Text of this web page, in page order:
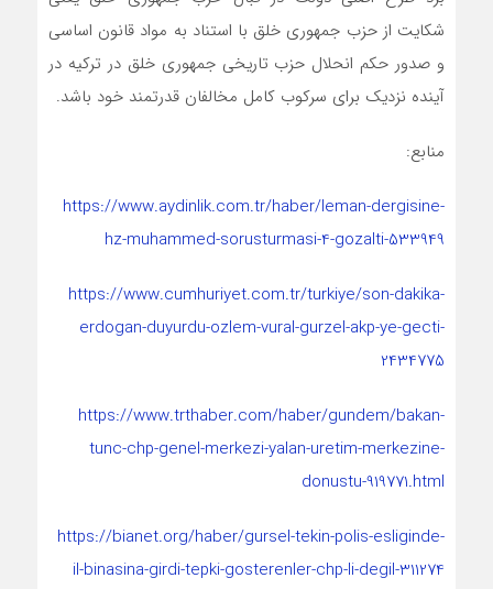
شکایت از حزب جمهوری خلق با استناد به مواد قانون اساسی
و صدور حکم انحلال حزب تاریخی جمهوری خلق در ترکیه در
آینده نزدیک برای سرکوب کامل مخالفان قدرتمند خود باشد.
منابع:
https://www.aydinlik.com.tr/haber/leman-dergisine-
hz-muhammed-sorusturmasi-4-gozalti-533949
https://www.cumhuriyet.com.tr/turkiye/son-dakika-
erdogan-duyurdu-ozlem-vural-gurzel-akp-ye-gecti-
2434775
https://www.trthaber.com/haber/gundem/bakan-
tunc-chp-genel-merkezi-yalan-uretim-merkezine-
donustu-919771.html
https://bianet.org/haber/gursel-tekin-polis-esliginde-
il-binasina-girdi-tepki-gosterenler-chp-li-degil-311274